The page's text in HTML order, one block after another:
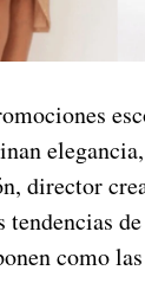
director
como